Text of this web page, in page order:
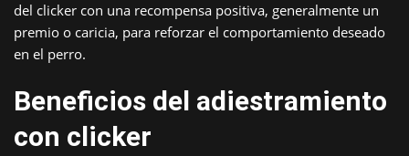
del clicker con una recompensa positiva, generalmente un
premio o caricia, para reforzar el comportamiento deseado
en el perro.
Beneficios del adiestramiento
con clicker